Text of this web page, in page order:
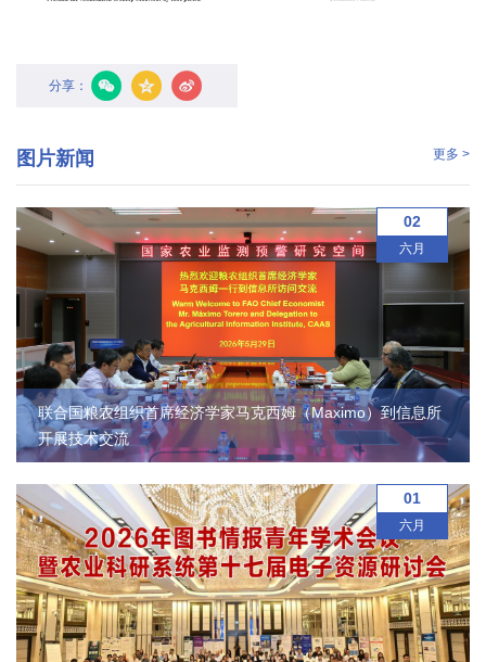
农
业
馆
科
技
刊
党
群
分享：
图片新闻 更多 >
联合国粮农组织首席经济学家马克西姆（Maximo）到信息所
开展技术交流
02
六月
01
六月